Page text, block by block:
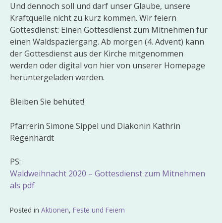
Und dennoch soll und darf unser Glaube, unsere
Kraftquelle nicht zu kurz kommen. Wir feiern
Gottesdienst: Einen Gottesdienst zum Mitnehmen für
einen Waldspaziergang. Ab morgen (4. Advent) kann
der Gottesdienst aus der Kirche mitgenommen
werden oder digital von hier von unserer Homepage
heruntergeladen werden.
Bleiben Sie behütet!
Pfarrerin Simone Sippel und Diakonin Kathrin
Regenhardt
PS:
Waldweihnacht 2020 – Gottesdienst zum Mitnehmen
als pdf
Posted in Aktionen, Feste und Feiern